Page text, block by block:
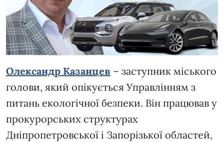
Олександр Казанцев – заступник міського
голови, який опікується Управлінням з
питань екологічної безпеки. Він працював у
прокурорських структурах
Дніпропетровської і Запорізької областей,